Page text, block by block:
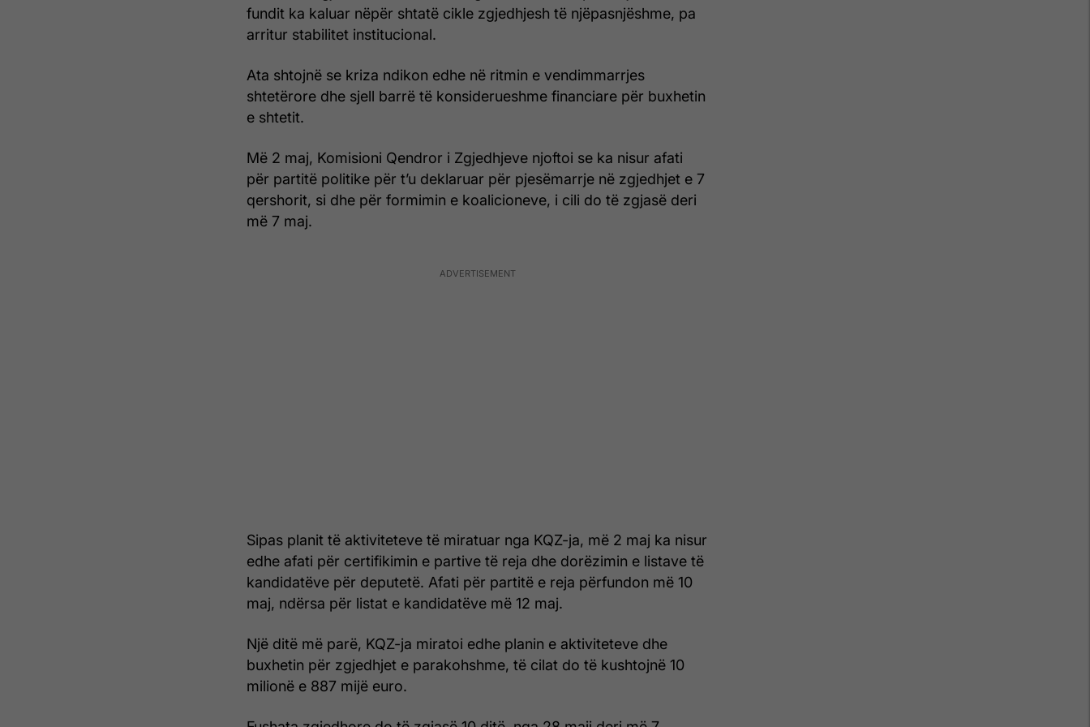
fundit ka kaluar nëpër shtatë cikle zgjedhjesh të njëpasnjëshme, pa
arritur stabilitet institucional.
Ata shtojnë se kriza ndikon edhe në ritmin e vendimmarrjes
shtetërore dhe sjell barrë të konsiderueshme financiare për buxhetin
e shtetit.
Më 2 maj, Komisioni Qendror i Zgjedhjeve njoftoi se ka nisur afati
për partitë politike për t’u deklaruar për pjesëmarrje në zgjedhjet e 7
qershorit, si dhe për formimin e koalicioneve, i cili do të zgjasë deri
më 7 maj.
Sipas planit të aktiviteteve të miratuar nga KQZ-ja, më 2 maj ka nisur
edhe afati për certifikimin e partive të reja dhe dorëzimin e listave të
kandidatëve për deputetë. Afati për partitë e reja përfundon më 10
maj, ndërsa për listat e kandidatëve më 12 maj.
Një ditë më parë, KQZ-ja miratoi edhe planin e aktiviteteve dhe
buxhetin për zgjedhjet e parakohshme, të cilat do të kushtojnë 10
milionë e 887 mijë euro.